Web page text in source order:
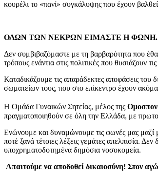
κουρέλι το «πανί» συγκάλυψης που έχουν
ΟΛΩΝ ΤΩΝ ΝΕΚΡΩΝ ΕΙΜΑΣΤΕ Η
Δεν συμβιβαζόμαστε με τη βαρβαρότητα που
τρόπους ενάντια στις πολιτικές που θυσιάζουν
Καταδικάζουμε τις απαράδεκτες αποφάσεις
σωματείων τους, που στο επίκεντρο έχουν
Η Ομάδα Γυναικών Σητείας, μέλος της
πραγματοποιηθούν σε όλη την Ελλάδα, με
Ενώνουμε και δυναμώνουμε τις φωνές μας μαζί
ποτέ ξανά τέτοιες λέξεις γεμάτες απελπισία.
υποχρηματοδοτημένα δημόσια νοσοκομεία.
Απαιτούμε να αποδοθεί δικαιοσύνη! Στον